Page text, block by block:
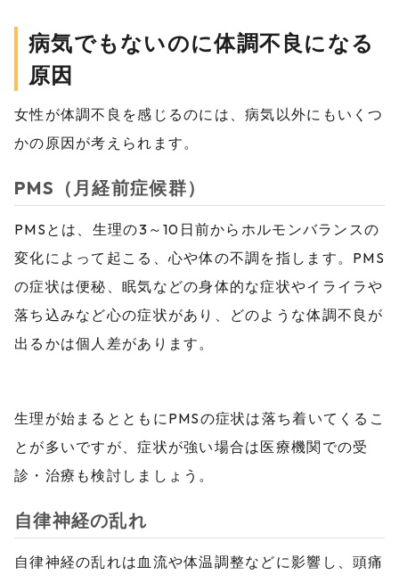
病気でもないのに体調不良になる
原因
女性が体調不良を感じるのには、病気以外にもいくつ
かの原因が考えられます。
PMS（月経前症候群）
PMSとは、生理の3～10日前からホルモンバランスの
変化によって起こる、心や体の不調を指します。PMS
の症状は便秘、眠気などの身体的な症状やイライラや
落ち込みなど心の症状があり、どのような体調不良が
出るかは個人差があります。
生理が始まるとともにPMSの症状は落ち着いてくるこ
とが多いですが、症状が強い場合は医療機関での受
診・治療も検討しましょう。
自律神経の乱れ
自律神経の乱れは血流や体温調整などに影響し、頭痛